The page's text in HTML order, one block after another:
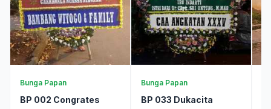
Bunga Papan
BP 002 Congrates
Bunga Papan
BP 033 Dukacita